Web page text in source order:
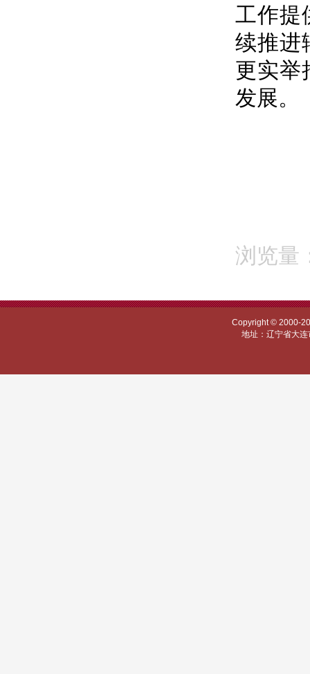
工作提
续推进
更实举
发展。
浏览量
Copyright © 2000-
地址：辽宁省大